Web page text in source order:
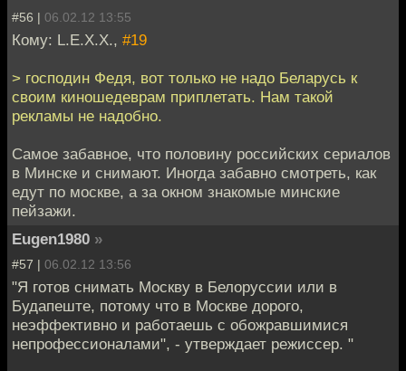
#56 | 06.02.12 13:55
Кому: L.E.X.X., #19
> господин Федя, вот только не надо Беларусь к
своим киношедеврам приплетать. Нам такой
рекламы не надобно.
Самое забавное, что половину российских сериалов
в Минске и снимают. Иногда забавно смотреть, как
едут по москве, а за окном знакомые минские
пейзажи.
Eugen1980 »
#57 | 06.02.12 13:56
"Я готов снимать Москву в Белоруссии или в
Будапеште, потому что в Москве дорого,
неэффективно и работаешь с обожравшимися
непрофессионалами", - утверждает режиссер. "